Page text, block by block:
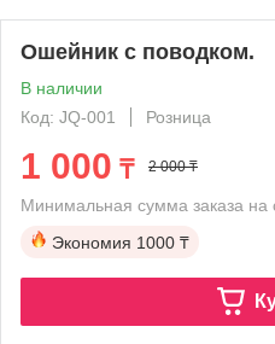
Ошейник с поводком.
В наличии
Код: JQ-001
Розница
1 000 ₸ 2 000 ₸
Минимальная сумма заказа
Экономия 1000 ₸